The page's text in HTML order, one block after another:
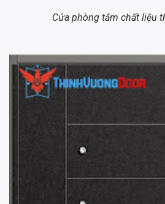
Cửa phòng tắm chất liệu